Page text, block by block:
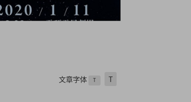
文章字体 T T